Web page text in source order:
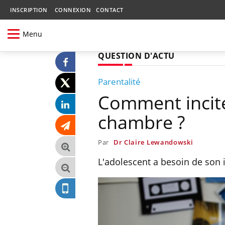
INSCRIPTION CONNEXION CONTACT
Menu
QUESTION D'ACTU
Parentalité
Comment
chambre ?
Par Dr Claire Lewandowski
L'adolescent a besoin de